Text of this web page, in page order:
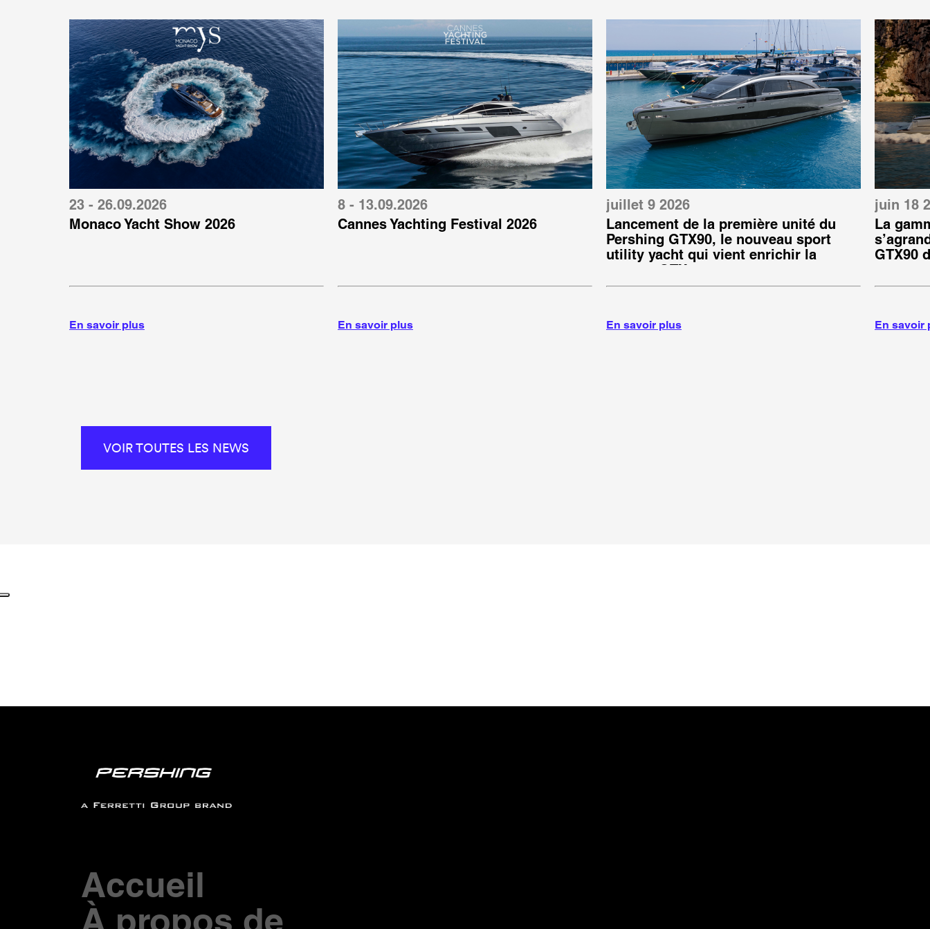
23 - 26.09.2026
Monaco Yacht Show 2026
En savoir plus
8 - 13.09.2026
Cannes Yachting Festival 2026
En savoir plus
juillet 9 2026
Lancement de la première unité du
Pershing GTX90, le nouveau sport
utility yacht qui vient enrichir la
gamme GTX
En savoir plus
juin 18
La
GTX90
En savoir
VOIR TOUTES LES NEWS
Accueil
À propos de